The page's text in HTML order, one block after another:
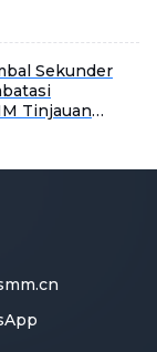
Sekunder
Tinjauan